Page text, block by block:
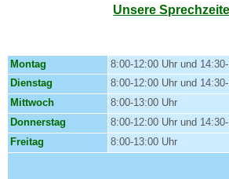
Unsere
Montag
8:00-12:00 Uhr und
Dienstag
8:00-12:00 Uhr und
Mittwoch
8:00-13:00 Uhr
Donnerstag
8:00-12:00 Uhr und
Freitag
8:00-13:00 Uhr